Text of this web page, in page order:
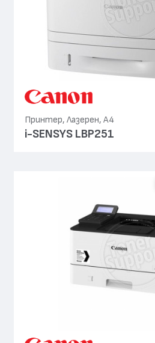
Принтер, Лазерен, А4
i-SENSYS LBP251